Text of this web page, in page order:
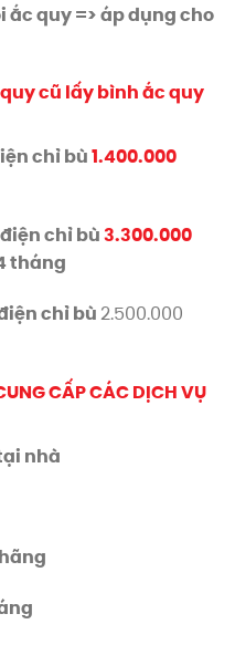
ắc quy => áp dụng cho
cũ lấy bình ắc quy
chỉ bù1.400.000
chỉ bù3.300.000
tháng
chỉ bù2.500.000
CẤP CÁC DỊCH VỤ
nhà